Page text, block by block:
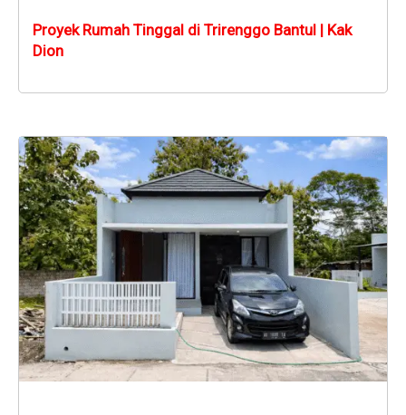
Proyek Rumah Tinggal di Trirenggo Bantul | Kak
Dion